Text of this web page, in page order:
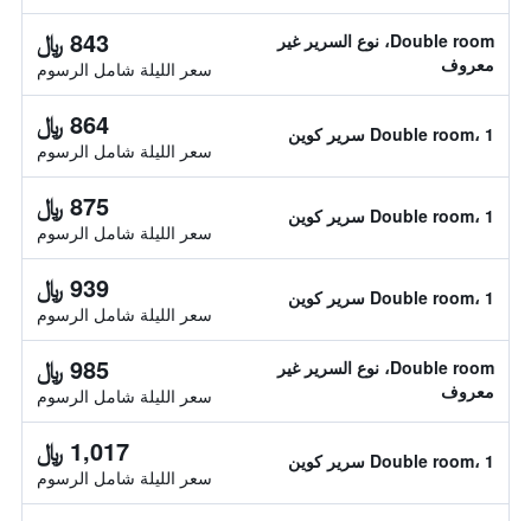
Double room، نوع السرير غير
معروف
843 ﷼
سعر الليلة شامل الرسوم
Double room، 1 سرير كوين 864 ﷼
سعر الليلة شامل الرسوم
Double room، 1 سرير كوين 875 ﷼
سعر الليلة شامل الرسوم
Double room، 1 سرير كوين 939 ﷼
سعر الليلة شامل الرسوم
Double room، نوع السرير غير
معروف
985 ﷼
سعر الليلة شامل الرسوم
Double room، 1 سرير كوين 1,017 ﷼
سعر الليلة شامل الرسوم